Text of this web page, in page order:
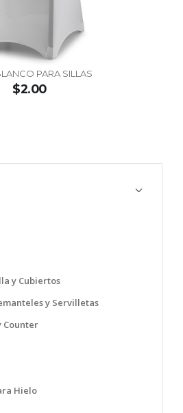
PARA SILLAS
$2.00
y Cubiertos
y Servilletas
Counter
Hielo